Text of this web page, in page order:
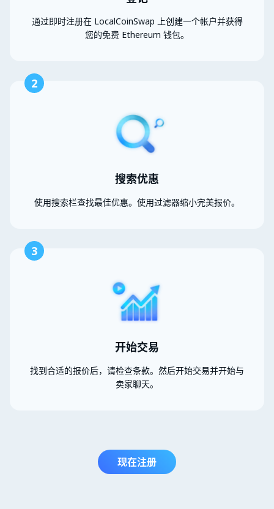
通过即时注册在 LocalCoinSwap 上创建一个帐户并获得
您的免费 Ethereum 钱包。
2
搜索优惠
使用搜索栏查找最佳优惠。使用过滤器缩小完美报价。
3
开始交易
找到合适的报价后，请检查条款。然后开始交易并开始与
卖家聊天。
现在注册